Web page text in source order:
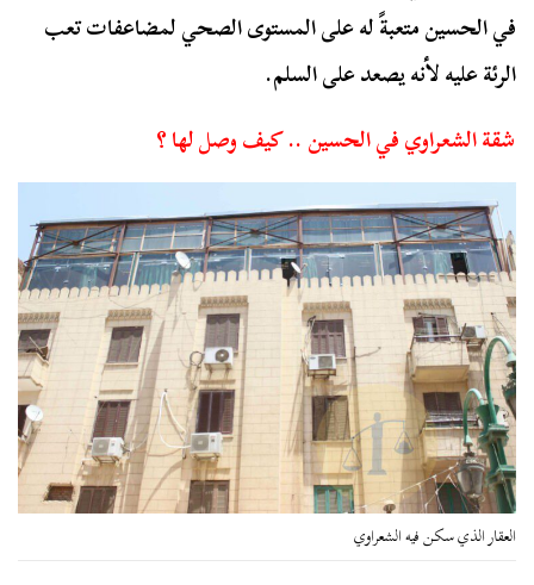
في الحسين متعبةً له على المستوى الصحي لمضاعفات تعب
الرئة عليه لأنه يصعد على السلم.
شقة الشعراوي في الحسين .. كيف وصل لها ؟
العقار الذي سكن فيه الشعراوي